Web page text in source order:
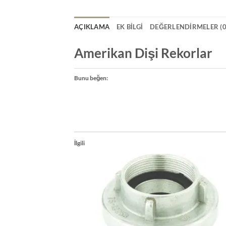
AÇIKLAMA EK BILGI DEĞERLENDIRMELER
Amerikan Dişi Rekorlar
Bunu beğen:
İlgili